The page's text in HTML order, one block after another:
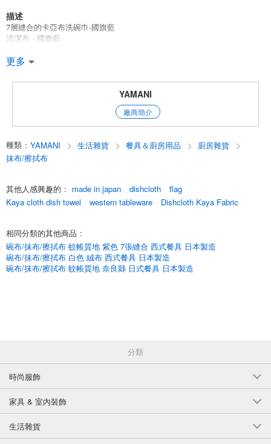
描述
7層縫合的卡亞布洗碗巾-國旗藍
清潔布 - 國旗藍
這款Kaya Dough清潔布是在日本僅存的蚊帳產地奈良縣精心編織的蚊帳布
的蚊帳布，並在和歌山縣繡制和印刷。
起初，由於膠水的作用，布是僵硬和緊繃的，但當用溫水或熱水去除膠水
它還具有出色的吸水性（是棉的1.3倍），乾燥迅速，而且耐用。
*點擊這裡查看[卡亞布藝廚房布藝]系列的其他產品/系列項目
*點擊這裡查看人氣
更多
YAMANI
廠商簡介
種類 : YAMANI 生活雜貨 餐具＆廚房用品
廚房雜貨
抹布/擦拭布
其他人感興趣的 : made in japan dishcloth
flag
Kaya cloth dish towel
western tableware Dishcloth Kaya Fabric
相同分類的其他商品 :
碗布/抹布/擦拭布 蚊帳質地 紫色 7張縫合 西式餐具 日本製造
碗布/抹布/擦拭布 白色 絨布 西式餐具 日本製造
碗布/抹布/擦拭布 蚊帳質地 奈良縣 日式餐具 日本製造
分類
時尚服飾
家具 & 室內裝飾
生活雜貨